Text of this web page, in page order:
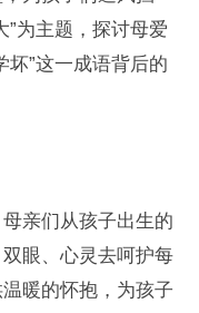
”为主题，探讨母爱
坏”这一成语背后的
亲们从孩子出生的
眼、心灵去呵护每
暖的怀抱，为孩子